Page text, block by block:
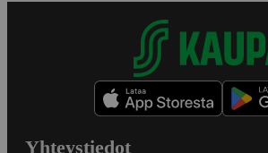
Yhteystiedot